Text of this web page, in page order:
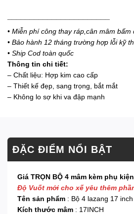
• Miễn phí công thay ráp,cân mâm bấm
• Bảo hành 12 tháng trường hợp lỗi kỹ
• Ship Cod toàn quốc
Thông tin chi tiết:
– Chất liệu: Hợp kim cao cấp
– Thiết kế đẹp, sang trọng, bắt mắt
– Không lo sợ khi va đập mạnh
ĐẶC ĐIỂM NỔI BẬT
Giá TRỌN BỘ 4 mâm kèm phụ kiện
Độ Vuốt mới cho xế yêu thêm
Tên sản phẩm : Bộ 4 lazang 17
Kích thước mâm : 17INCH